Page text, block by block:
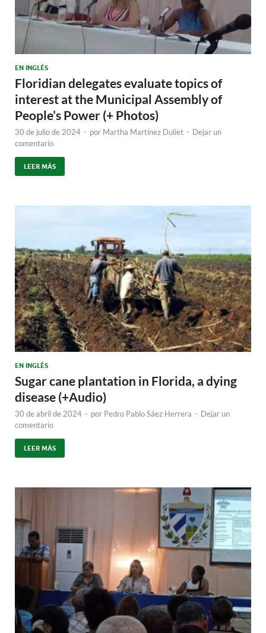
EN INGLÉS
Floridian delegates evaluate topics of
interest at the Municipal Assembly of
People’s Power (+ Photos)
30 de julio de 2024 - por Martha Martínez Duliet - Dejar un
comentario
LEER MÁS
EN INGLÉS
Sugar cane plantation in Florida, a dying
disease (+Audio)
30 de abril de 2024 - por Pedro Pablo Sáez Herrera - Dejar un
comentario
LEER MÁS